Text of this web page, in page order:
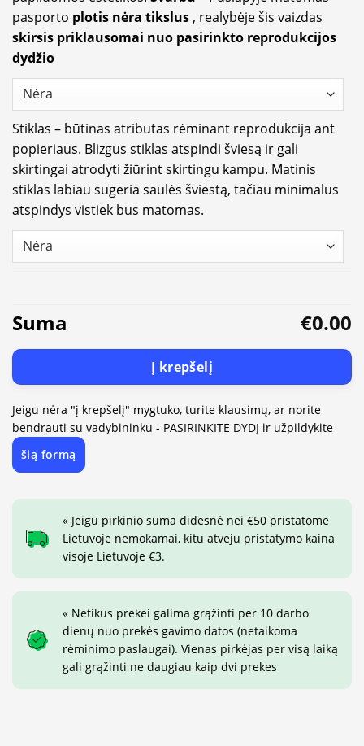
pasporto plotis nėra tikslus , realybėje šis vaizdas
skirsis priklausomai nuo pasirinkto reprodukcijos
dydžio
Stiklas – būtinas atributas rėminant reprodukcija ant
popieriaus. Blizgus stiklas atspindi šviesą ir gali
skirtingai atrodyti žiūrint skirtingu kampu. Matinis
stiklas labiau sugeria saulės šviestą, tačiau minimalus
atspindys vistiek bus matomas.
Suma €0.00
Į krepšelį
Jeigu nėra "į krepšelį" mygtuko, turite klausimų, ar norite
bendrauti su vadybininku - PASIRINKITE DYDĮ ir užpildykite
šią formą
« Jeigu pirkinio suma didesnė nei €50 pristatome
Lietuvoje nemokamai, kitu atveju pristatymo kaina
visoje Lietuvoje €3.
« Netikus prekei galima grąžinti per 10 darbo
dienų nuo prekės gavimo datos (netaikoma
rėminimo paslaugai). Vienas pirkėjas per visą laiką
gali grąžinti ne daugiau kaip dvi prekes